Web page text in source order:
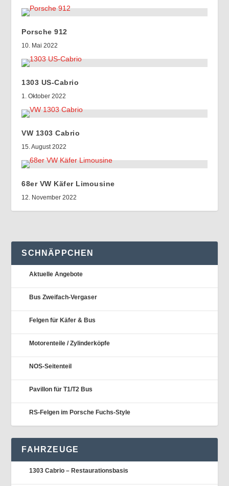
Porsche 912
10. Mai 2022
1303 US-Cabrio
1. Oktober 2022
VW 1303 Cabrio
15. August 2022
68er VW Käfer Limousine
12. November 2022
SCHNÄPPCHEN
Aktuelle Angebote
Bus Zweifach-Vergaser
Felgen für Käfer & Bus
Motorenteile / Zylinderköpfe
NOS-Seitenteil
Pavillon für T1/T2 Bus
RS-Felgen im Porsche Fuchs-Style
FAHRZEUGE
1303 Cabrio – Restaurationsbasis